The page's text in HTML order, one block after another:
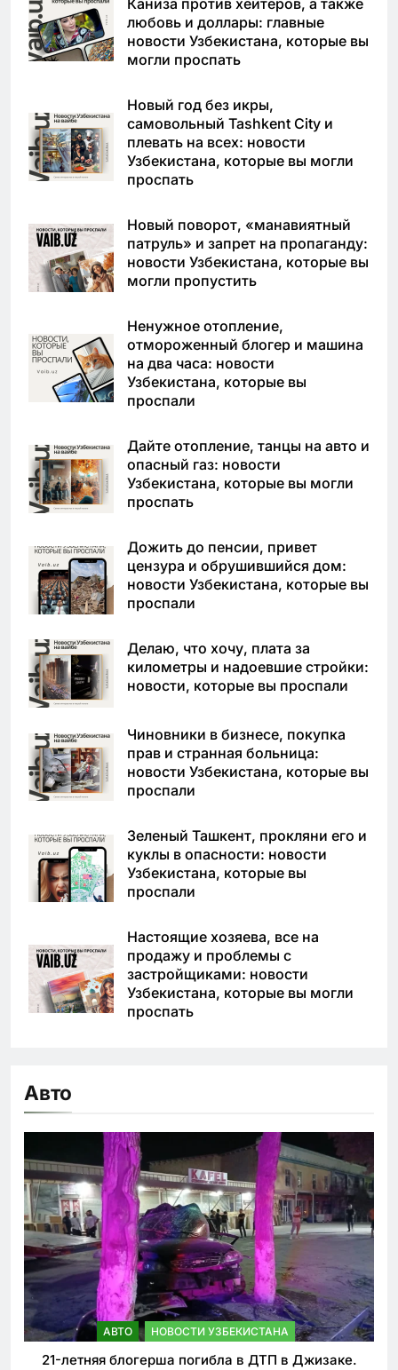
Каниза против хейтеров, а также
любовь и доллары: главные
новости Узбекистана, которые вы
могли проспать
Новый год без икры,
самовольный Tashkent City и
плевать на всех: новости
Узбекистана, которые вы могли
проспать
Новый поворот, «манавиятный
патруль» и запрет на пропаганду:
новости Узбекистана, которые вы
могли пропустить
Ненужное отопление,
отмороженный блогер и машина
на два часа: новости
Узбекистана, которые вы
проспали
Дайте отопление, танцы на авто и
опасный газ: новости
Узбекистана, которые вы могли
проспать
Дожить до пенсии, привет
цензура и обрушившийся дом:
новости Узбекистана, которые вы
проспали
Делаю, что хочу, плата за
километры и надоевшие стройки:
новости, которые вы проспали
Чиновники в бизнесе, покупка
прав и странная больница:
новости Узбекистана, которые вы
проспали
Зеленый Ташкент, прокляни его и
куклы в опасности: новости
Узбекистана, которые вы
проспали
Настоящие хозяева, все на
продажу и проблемы с
застройщиками: новости
Узбекистана, которые вы могли
проспать
Авто
АВТО НОВОСТИ УЗБЕКИСТАНА
21-летняя блогерша погибла в ДТП в Джизаке.